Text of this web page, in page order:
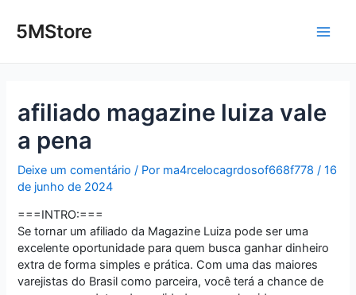
para5MStore
afiliado magazine luiza vale
a pena
Deixe um comentário / Por ma4rcelocagrdosof668f778/16
de junho de 2024
===INTRO:===
Se tornar um afiliado da Magazine Luiza pode ser uma
excelente oportunidade para quem busca ganhar dinheiro
extra de forma simples e prática. Com uma das maiores
varejistas do Brasil como parceira, você terá a chance de
navigation